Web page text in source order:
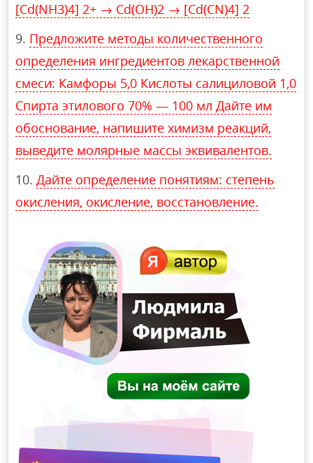
[Cd(NH3)4] 2+ → Cd(OH)2 → [Cd(CN)4] 2
Предложите методы количественного
определения ингредиентов лекарственной
смеси: Камфоры 5,0 Кислоты салициловой 1,0
Спирта этилового 70% — 100 мл Дайте им
обоснование, напишите химизм реакций,
выведите молярные массы эквивалентов.
Дайте определение понятиям: степень
окисления, окисление, восстановление.